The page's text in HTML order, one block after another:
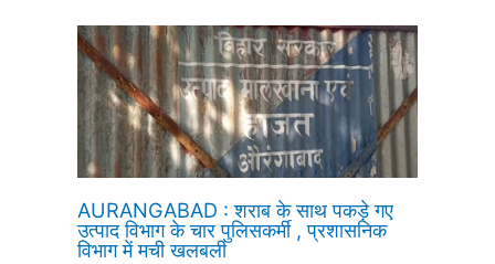
AURANGABAD : शराब के साथ पकड़े गए
उत्पाद विभाग के चार पुलिसकर्मी , प्रशासनिक
विभाग में मची खलबली